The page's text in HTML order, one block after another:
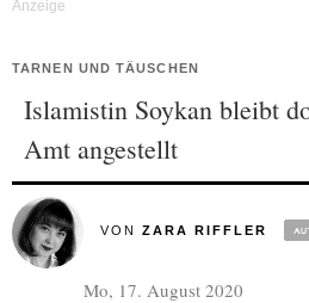
TARNEN UND TÄUSCHEN
Islamistin Soykan bleibt
Amt angestellt
VON ZARA RIFFLER
Mo, 17. August 2020